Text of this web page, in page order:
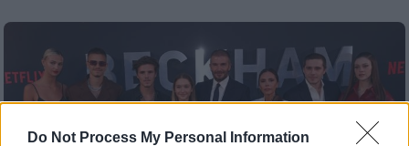
Do Not Process My Personal Information